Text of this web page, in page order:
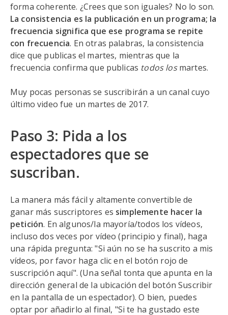
forma coherente. ¿Crees que son iguales? No lo son.
La consistencia es la publicación en un programa; la
frecuencia significa que ese programa se repite
con frecuencia. En otras palabras, la consistencia
dice que publicas el martes, mientras que la
frecuencia confirma que publicas todos losmartes.
Muy pocas personas se suscribirán a un canal cuyo
último video fue un martes de 2017.
Paso 3: Pida a los
espectadores que se
suscriban.
La manera más fácil y altamente convertible de
ganar más suscriptores es simplemente hacer la
petición. En algunos/la mayoría/todos los vídeos,
incluso dos veces por vídeo (principio y final), haga
una rápida pregunta: "Si aún no se ha suscrito a mis
vídeos, por favor haga clic en el botón rojo de
suscripción aquí". (Una señal tonta que apunta en la
dirección general de la ubicación del botón Suscribir
en la pantalla de un espectador). O bien, puedes
optar por añadirlo al final, "Si te ha gustado este